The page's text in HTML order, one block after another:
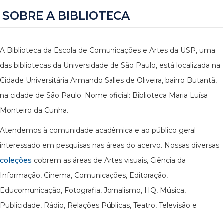
SOBRE A BIBLIOTECA
A Biblioteca da Escola de Comunicações e Artes da USP, uma
das bibliotecas da Universidade de São Paulo, está localizada na
Cidade Universitária Armando Salles de Oliveira, bairro Butantã,
na cidade de São Paulo. Nome oficial: Biblioteca Maria Luísa
Monteiro da Cunha.
Atendemos à comunidade acadêmica e ao público geral
interessado em pesquisas nas áreas do acervo. Nossas diversas
coleções cobrem as áreas de Artes visuais, Ciência da
Informação, Cinema, Comunicações, Editoração,
Educomunicação, Fotografia, Jornalismo, HQ, Música,
Publicidade, Rádio, Relações Públicas, Teatro, Televisão e